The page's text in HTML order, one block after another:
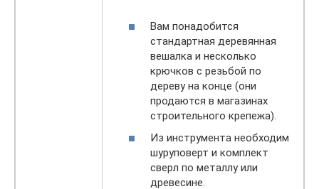
Вам понадобится
стандартная деревянная
вешалка и несколько
крючков с резьбой по
дереву на конце (они
продаются в магазинах
строительного крепежа).
Из инструмента необходим
шуруповерт и комплект
сверл по металлу или
древесине.